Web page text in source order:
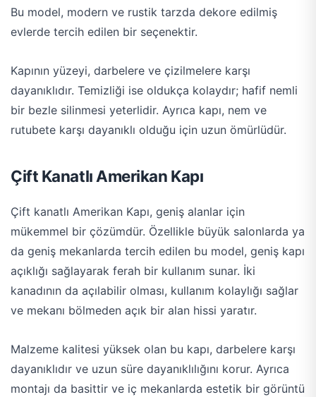
Bu model, modern ve rustik tarzda dekore edilmiş
evlerde tercih edilen bir seçenektir.
Kapının yüzeyi, darbelere ve çizilmelere karşı
dayanıklıdır. Temizliği ise oldukça kolaydır; hafif nemli
bir bezle silinmesi yeterlidir. Ayrıca kapı, nem ve
rutubete karşı dayanıklı olduğu için uzun ömürlüdür.
Çift Kanatlı Amerikan Kapı
Çift kanatlı Amerikan Kapı, geniş alanlar için
mükemmel bir çözümdür. Özellikle büyük salonlarda ya
da geniş mekanlarda tercih edilen bu model, geniş kapı
açıklığı sağlayarak ferah bir kullanım sunar. İki
kanadının da açılabilir olması, kullanım kolaylığı sağlar
ve mekanı bölmeden açık bir alan hissi yaratır.
Malzeme kalitesi yüksek olan bu kapı, darbelere karşı
dayanıklıdır ve uzun süre dayanıklılığını korur. Ayrıca
montajı da basittir ve iç mekanlarda estetik bir görüntü